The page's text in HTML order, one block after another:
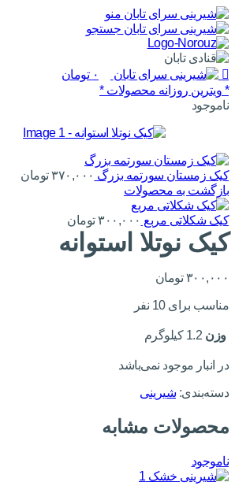
منو
جستجو
۰ تومان
* ویترین روزانه محصولات *
ناموجود
کیک زمستان سورتمه بزرگ ۳۷۰,۰۰۰ تومان
بازگشت به محصولات
کیک شکلاتی مربع ۳۰۰,۰۰۰ تومان
کیک نوتلا استوانه
۳۰۰,۰۰۰ تومان
مناسب برای 10 نفر
وزن 1.2 کیلوگرم
در انبار موجود نمی‌باشد
دسته‌بندی: شیرینی
محصولات مشابه
ناموجود